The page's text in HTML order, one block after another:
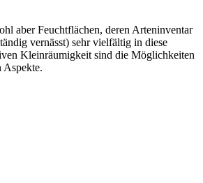
aber Feuchtflächen, deren Arteninventar
vernässt) sehr vielfältig in diese
Kleinräumigkeit sind die Möglichkeiten
Aspekte.